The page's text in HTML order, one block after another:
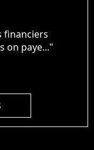
financiers
on paye..."